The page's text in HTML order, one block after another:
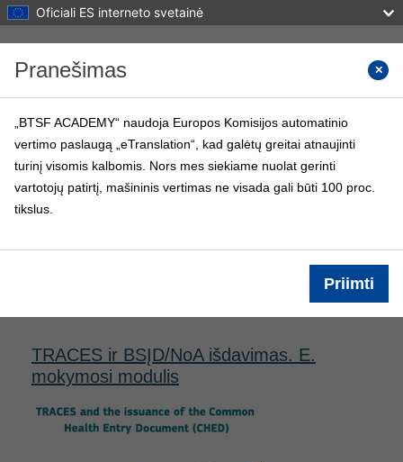
Oficiali ES interneto svetainė
BTSF ACADEMY
Pagrindinis BTSF kursai Informacija
TRACES ir BSĮD/NoA išdavimas. E.
mokymosi modulis
Pranešimas
„BTSF ACADEMY“ naudoja Europos Komisijos automatinio
vertimo paslaugą „eTranslation“, kad galėtų greitai atnaujinti
turinį visomis kalbomis. Nors mes siekiame nuolat gerinti
vartotojų patirtį, mašininis vertimas ne visada gali būti 100 proc.
tikslus.
Priimti